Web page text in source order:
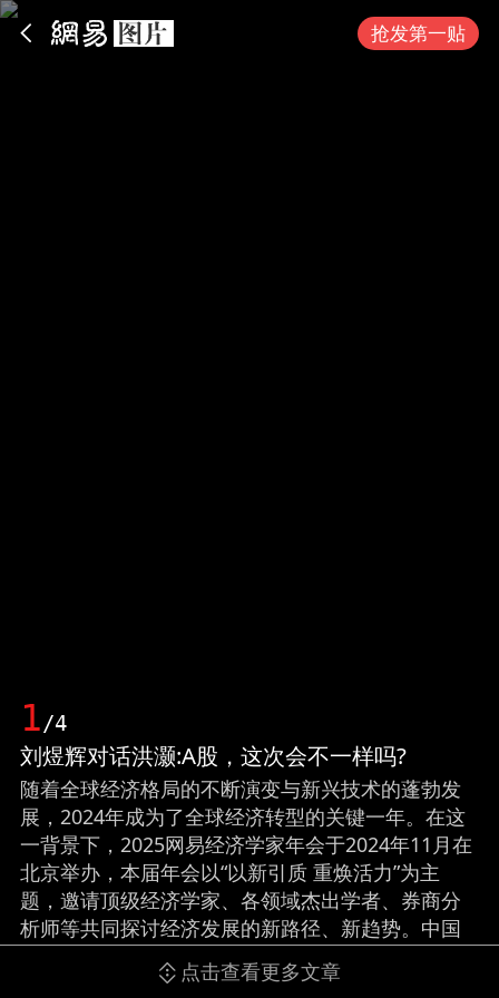
抢发第一贴
1/4
刘煜辉对话洪灏:A股，这次会不一样吗?
随着全球经济格局的不断演变与新兴技术的蓬勃发
展，2024年成为了全球经济转型的关键一年。在这
一背景下，2025网易经济学家年会于2024年11月在
北京举办，本届年会以“以新引质 重焕活力”为主
题，邀请顶级经济学家、各领域杰出学者、券商分
析师等共同探讨经济发展的新路径、新趋势。中国
首席经济学家论坛理事刘煜辉对话著名经济学家、
中国首席经济学家论坛理事洪灏:A股，这次会不一样
点击查看更多文章
App内打开